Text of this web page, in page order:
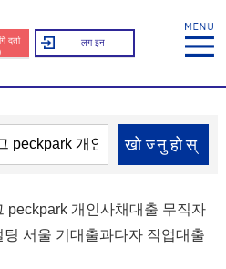
दर्ता
लग इन
खोज्नुहोस्
peckpark 개인사채대출 무직자
서울 기대출과다자 작업대출